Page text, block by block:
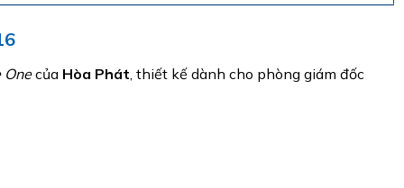
Onecủa Hòa Phát, thiết kế dành cho phòng giám đốc